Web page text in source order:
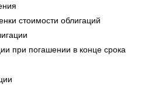
стоимости облигаций
при погашении в конце срока